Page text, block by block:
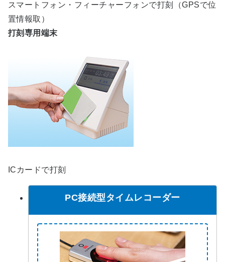
スマートフォン・フィーチャーフォンで打刻（GPSで位
置情報取）
打刻専用端末
ICカードで打刻
PC接続型タイムレコーダー